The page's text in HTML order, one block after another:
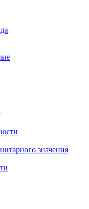
значения